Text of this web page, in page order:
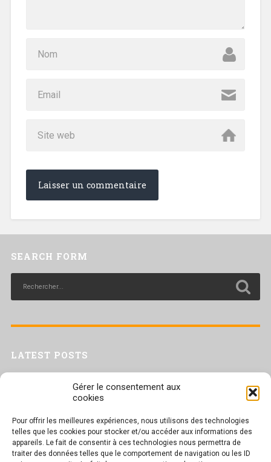
Gérer le consentement aux
cookies
Pour offrir les meilleures expériences, nous utilisons des technologies
telles que les cookies pour stocker et/ou accéder aux informations des
appareils. Le fait de consentir à ces technologies nous permettra de
traiter des données telles que le comportement de navigation ou les ID
SEARCH FORM
LATEST POSTS
Trac confédéral sur les situations de travail par forte chaleur
Séance plénière du CESER du 23 juin 2026
Tract UD 25 — Une nouvelle attaque contre nos droits : les arrêts
maladie